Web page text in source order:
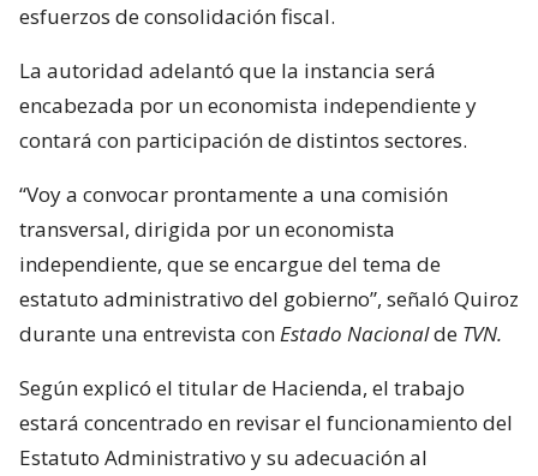
esfuerzos de consolidación fiscal.
La autoridad adelantó que la instancia será
encabezada por un economista independiente y
contará con participación de distintos sectores.
“Voy a convocar prontamente a una comisión
transversal, dirigida por un economista
independiente, que se encargue del tema de
estatuto administrativo del gobierno”, señaló Quiroz
durante una entrevista con Estado Nacionalde TVN.
Según explicó el titular de Hacienda, el trabajo
estará concentrado en revisar el funcionamiento del
Estatuto Administrativo y su adecuación al